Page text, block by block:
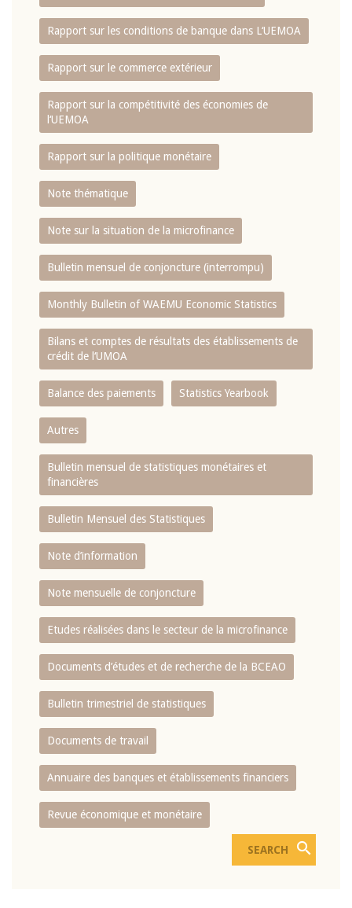
Rapport sur les conditions de banque dans L‘UEMOA
Rapport sur le commerce extérieur
Rapport sur la compétitivité des économies de
l‘UEMOA
Rapport sur la politique monétaire
Note thématique
Note sur la situation de la microfinance
Bulletin mensuel de conjoncture (interrompu)
Monthly Bulletin of WAEMU Economic Statistics
Bilans et comptes de résultats des établissements de
crédit de l‘UMOA
Balance des paiements Statistics Yearbook
Autres
Bulletin mensuel de statistiques monétaires et
financières
Bulletin Mensuel des Statistiques
Note d’information
Note mensuelle de conjoncture
Etudes réalisées dans le secteur de la microfinance
Documents d’études et de recherche de la BCEAO
Bulletin trimestriel de statistiques
Documents de travail
Annuaire des banques et établissements financiers
Revue économique et monétaire